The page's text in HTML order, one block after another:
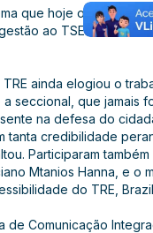
que hoje opera as
ao TSE (Tribunal
ainda elogiou o
a seccional, que jamais
na defesa do
tanta credibilidade
Participaram
Mtanios Hanna, e o
do TRE,
de Comunicação